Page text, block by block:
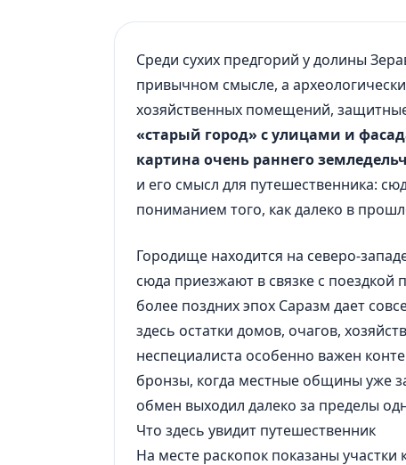
Среди сухих предгорий у долины
привычном смысле, а
хозяйственных помещений,
«старый город» с улицами и
картина очень раннего
и его смысл для путешественника:
пониманием того, как далеко в
Городище находится на северо-
сюда приезжают в связке с поездкой
более поздних эпох Саразм дает
здесь остатки домов, очагов,
неспециалиста особенно важен
бронзы, когда местные общины уже
обмен выходил далеко за пределы
Что здесь увидит путешественник
На месте раскопок показаны